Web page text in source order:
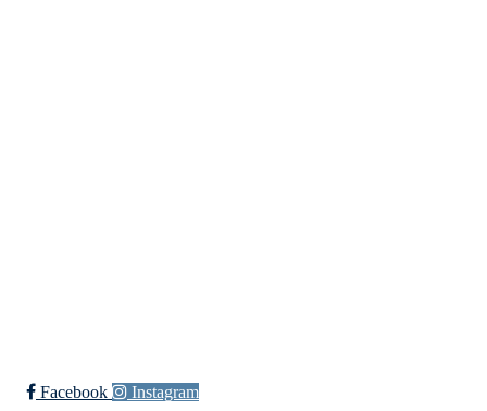
Facebook Instagram